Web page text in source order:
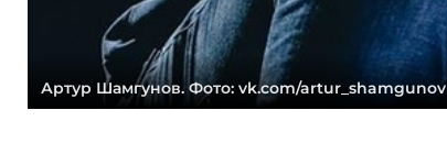
Артур Шамгунов. Фото: vk.com/artur_shamgunov